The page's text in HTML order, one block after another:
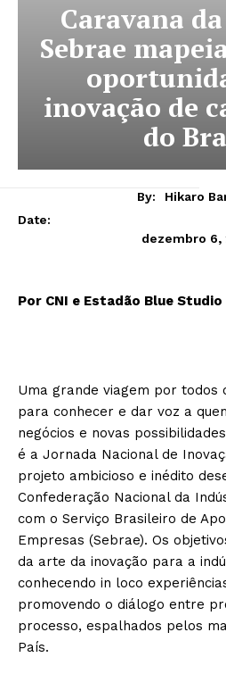
Caravana
Sebrae
inovação de
do
By:
Hikaro
Date:
dezembro 6,
Por CNI e Estadão Blue Studio
Uma grande viagem por todos
para conhecer e dar voz a
negócios e novas
é a Jornada Nacional de
projeto ambicioso e inédito
Confederação Nacional da
com o Serviço Brasileiro de
Empresas (Sebrae). Os
da arte da inovação para a
conhecendo in loco
promovendo o diálogo entre
processo, espalhados pelos
País.